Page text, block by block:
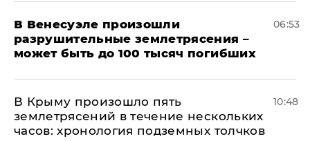
В Венесуэле произошли
разрушительные землетрясения –
может быть до 100 тысяч погибших
06:53
В Крыму произошло пять
землетрясений в течение нескольких
часов: хронология подземных толчков
10:48